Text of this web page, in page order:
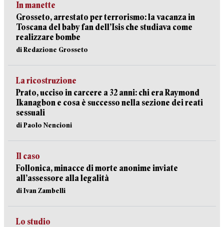
In manette
Grosseto, arrestato per terrorismo: la vacanza in
Toscana del baby fan dell’Isis che studiava come
realizzare bombe
di Redazione Grosseto
La ricostruzione
Prato, ucciso in carcere a 32 anni: chi era Raymond
Ikanagbon e cosa è successo nella sezione dei reati
sessuali
di Paolo Nencioni
Il caso
Follonica, minacce di morte anonime inviate
all’assessore alla legalità
di Ivan Zambelli
Lo studio